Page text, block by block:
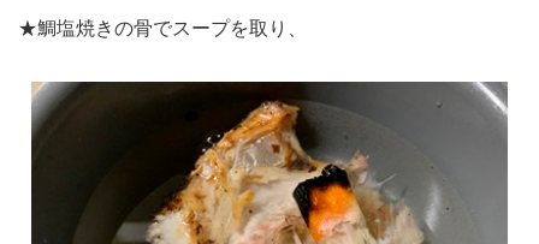
★鯛塩焼きの骨でスープを取り、